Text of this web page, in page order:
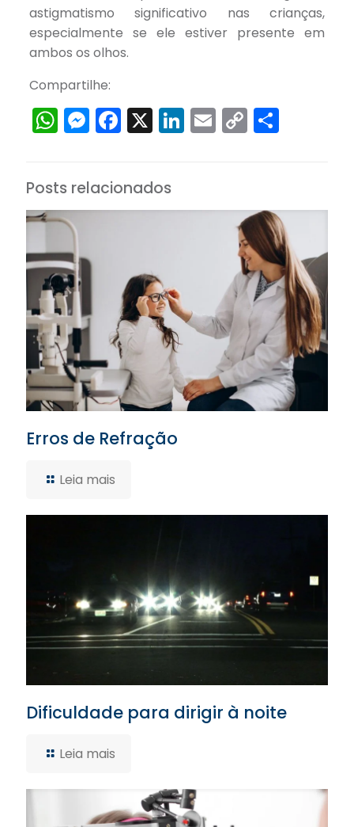
astigmatismo significativo nas crianças,
especialmente se ele estiver presente em
ambos os olhos.
Compartilhe:
WhatsApp
Messenger
Facebook
X LinkedIn
Email
Copy
Link
Share
Posts relacionados
Erros de Refração
Leia mais
Dificuldade para dirigir à noite
Leia mais